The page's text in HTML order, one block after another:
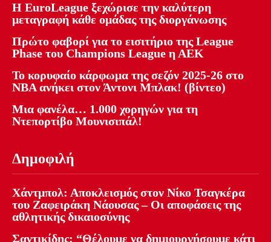
Η EuroLeague ξεχώρισε την καλύτερη
μεταγραφή κάθε ομάδας της διοργάνωσης
Πρώτο φαβορί για το εισιτήριο της League
Phase του Champions League η ΑΕΚ
Το κορυφαίο κάρφωμα της σεζόν 2025-26 στο
NBA ανήκει στον Άντονι Μπλακ! (βίντεο)
Μια φανέλα… 1.000 χορηγών για τη
Ντεπορτίβο Μουνισιπάλ!
Δημοφιλή
Χάντμπολ: Αποκλεισμός στον Νίκο Τσαγκέρα
του Ζαφειράκη Νάουσας – Οι αποφάσεις της
αθλητικής δικαιοσύνης
Σαντικίδης: “Θέλουμε να δημιουργήσουμε κάτι